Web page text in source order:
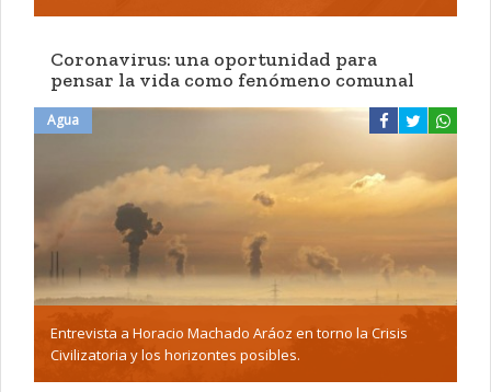
Coronavirus: una oportunidad para
pensar la vida como fenómeno comunal
Agua
Entrevista a Horacio Machado Aráoz en torno la Crisis
Civilizatoria y los horizontes posibles.